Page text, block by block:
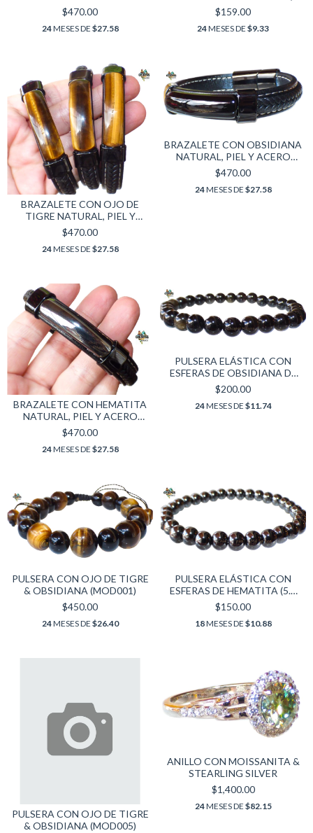
(DISEÑO TRIPLE)
$470.00
24MESES DE $27.58
MM)
$159.00
24MESES DE $9.33
BRAZALETE CON OJO DE
TIGRE NATURAL, PIEL Y
ACERO INOXIDABLE
$470.00
24MESES DE $27.58
BRAZALETE CON OBSIDIANA
NATURAL, PIEL Y ACERO
INOXIDABLE
$470.00
24MESES DE $27.58
BRAZALETE CON HEMATITA
NATURAL, PIEL Y ACERO
INOXIDABLE
$470.00
24MESES DE $27.58
PULSERA ELÁSTICA CON
ESFERAS DE OBSIDIANA DE
ORO (6 MM)
$200.00
24MESES DE $11.74
PULSERA CON OJO DE TIGRE
& OBSIDIANA (MOD001)
$450.00
24MESES DE $26.40
PULSERA ELÁSTICA CON
ESFERAS DE HEMATITA (5.5
MM)
$150.00
18MESES DE $10.88
PULSERA CON OJO DE TIGRE
& OBSIDIANA (MOD005)
ANILLO CON MOISSANITA &
STEARLING SILVER
$1,400.00
24MESES DE $82.15